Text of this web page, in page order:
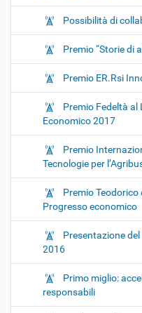
Possibilità di
Premio “Storie di
Premio ER.Rsi
Premio Fedeltà al
Economico 2017
Premio
Tecnologie per
Premio Teodorico
Progresso economico
Presentazione
2016
Primo miglio:
responsabili